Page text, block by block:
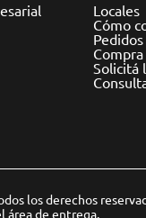
Locales
Cómo
Solicitá
los derechos
área de entrega.